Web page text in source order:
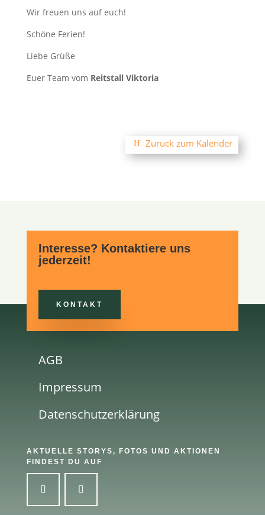
Wir freuen uns auf euch!
Schöne Ferien!
Liebe Grüße
Euer Team vom Reitstall Viktoria
Zurück zum Kalender
Interesse? Kontaktiere uns
jederzeit!
KONTAKT
AGB
Impressum
Datenschutzerklärung
AKTUELLE STORYS, FOTOS UND AKTIONEN
FINDEST DU AUF